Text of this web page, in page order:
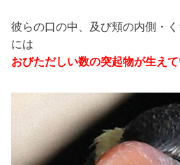
彼らの口の中、及び頬の内側・
には
おびただしい数の突起物が生え